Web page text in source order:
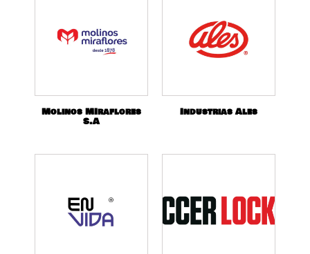
Molinos MIraflores
S.A
Industrias Ales